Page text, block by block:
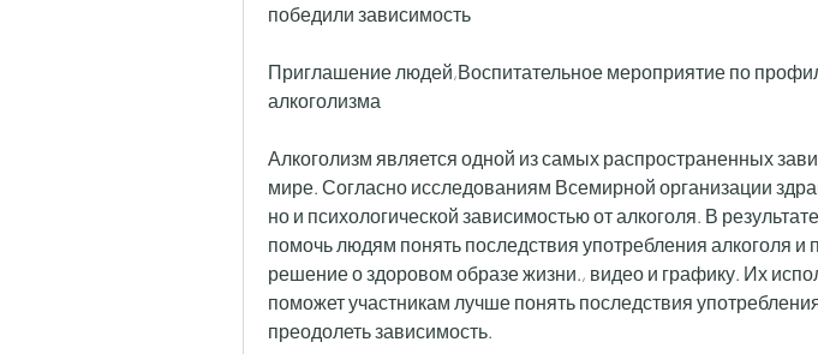
победили зависимость
Приглашение людей,Воспитательное мероприятие по
алкоголизма
Алкоголизм является одной из самых распространенных
мире. Согласно исследованиям Всемирной организации
но и психологической зависимостью от алкоголя. В
помочь людям понять последствия употребления алкоголя и
решение о здоровом образе жизни., видео и графику. Их
поможет участникам лучше понять последствия
преодолеть зависимость.